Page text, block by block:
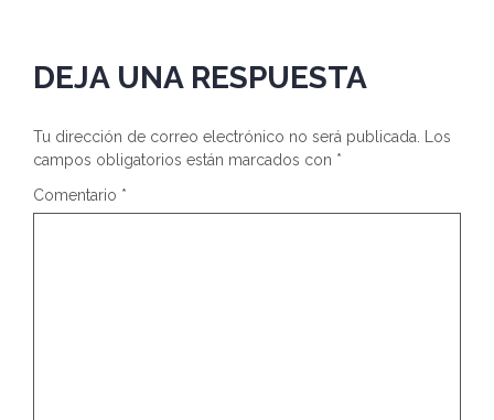
DEJA UNA RESPUESTA
Tu dirección de correo electrónico no será publicada.
Los
campos obligatorios están marcados con *
Comentario *